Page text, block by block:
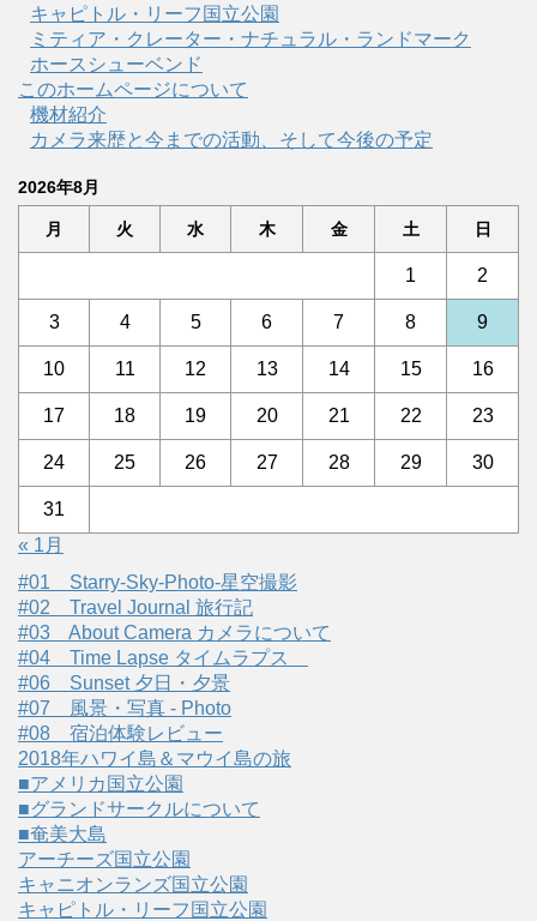
キャピトル・リーフ国立公園
ミティア・クレーター・ナチュラル・ランドマーク
ホースシューベンド
このホームページについて
機材紹介
カメラ来歴と今までの活動、そして今後の予定
2026年8月
月 火 水 木 金 土 日
1 2
3 4 5 6 7 8 9
10 11 12 13 14 15 16
17 18 19 20 21 22 23
24 25 26 27 28 29 30
31
« 1月
#01 Starry-Sky-Photo-星空撮影
#02 Travel Journal 旅行記
#03 About Camera カメラについて
#04 Time Lapse タイムラプス
#06 Sunset 夕日・夕景
#07 風景・写真 - Photo
#08 宿泊体験レビュー
2018年ハワイ島＆マウイ島の旅
■アメリカ国立公園
■グランドサークルについて
■奄美大島
アーチーズ国立公園
キャニオンランズ国立公園
キャピトル・リーフ国立公園